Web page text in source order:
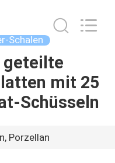
Schalen
geteilte
mit 25
Schüsseln
Porzellan